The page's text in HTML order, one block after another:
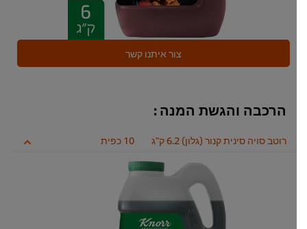
צור איתנו קשר
הרכבה והגשת המנה :
רוטב סויה סינית קנור (גלון) 6.2 ק"ג 10 כפית